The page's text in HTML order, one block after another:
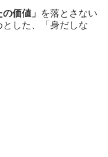
の価値」 を落とさない
した、「身だしな